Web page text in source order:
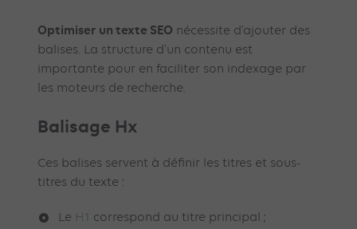
Optimiser un texte SEO nécessite d’ajouter des
balises. La structure d’un contenu est
importante pour en faciliter son indexage par
les moteurs de recherche.
Balisage Hx
Ces balises servent à définir les titres et sous-
titres du texte :
Le H1 correspond au titre principal ;